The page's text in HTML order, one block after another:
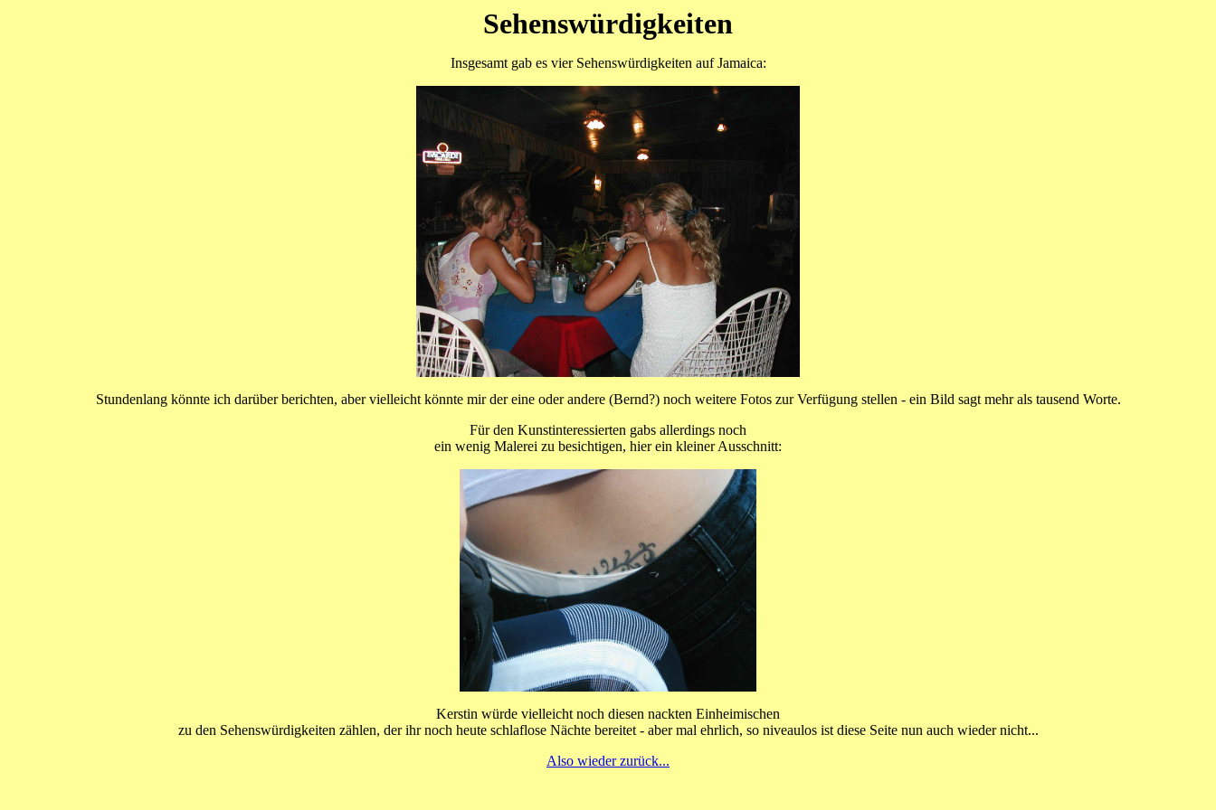
Sehenswürdigkeiten
Insgesamt gab es vier Sehenswürdigkeiten auf Jamaica:
Stundenlang könnte ich darüber berichten, aber vielleicht könnte mir der eine oder andere (Bernd?) noch weitere Fotos zur Verfügung stellen - ein Bild sagt mehr als tausend Worte.
Für den Kunstinteressierten gabs allerdings noch
ein wenig Malerei zu besichtigen, hier ein kleiner Ausschnitt:
Kerstin würde vielleicht noch diesen nackten Einheimischen
zu den Sehenswürdigkeiten zählen, der ihr noch heute schlaflose Nächte bereitet - aber mal ehrlich, so niveaulos ist diese Seite nun auch wieder nicht...
Also wieder zurück...